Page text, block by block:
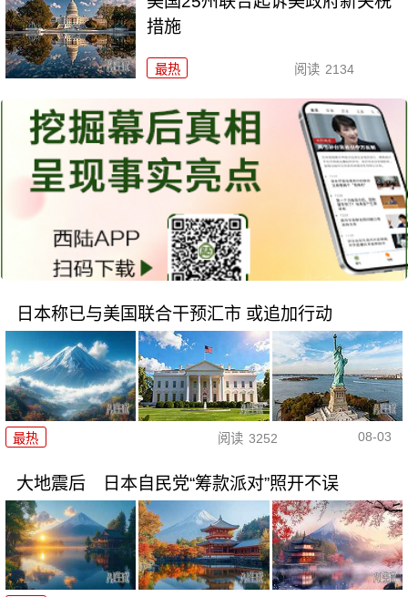
措施
最热 阅读 2134
日本称已与美国联合干预汇市 或追加行动
最热 阅读 3252 08-03
大地震后 日本自民党“筹款派对”照开不误